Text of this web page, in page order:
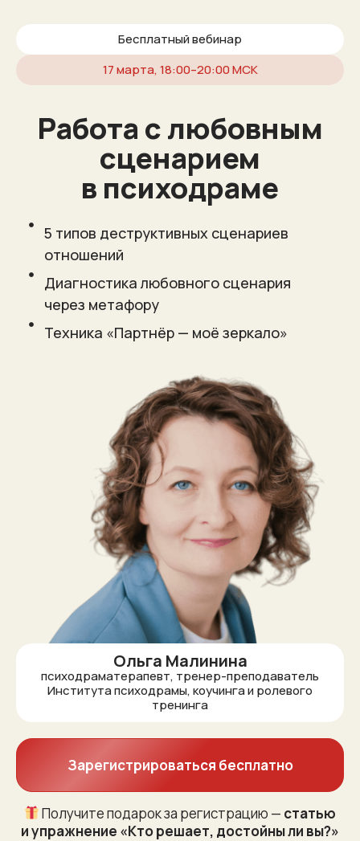
Бесплатный вебинар
17 марта, 18:00–20:00 МСК
Работа с любовным
сценарием
в психодраме
5 типов деструктивных сценариев
отношений
Диагностика любовного сценария
через метафору
Техника «Партнёр — моё зеркало»
Ольга Малинина
психодраматерапевт, тренер-преподаватель
Института психодрамы, коучинга и ролевого
тренинга
Зарегистрироваться бесплатно
Получите подарок за регистрацию — статью
и упражнение «Кто решает, достойны ли вы?»